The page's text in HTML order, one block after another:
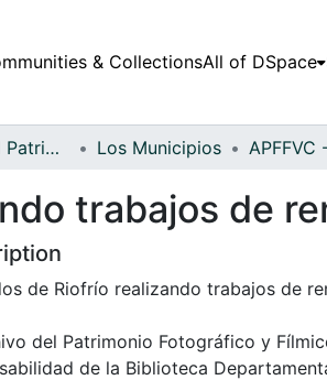
& CollectionsAll of DSpace
Fondo Archivo del Patrimonio Fotográfico y Fílmico del Valle del Cauca Los Municipios
trabajos de
de Riofrío realizando trabajos de
del Patrimonio Fotográfico y
de la Biblioteca